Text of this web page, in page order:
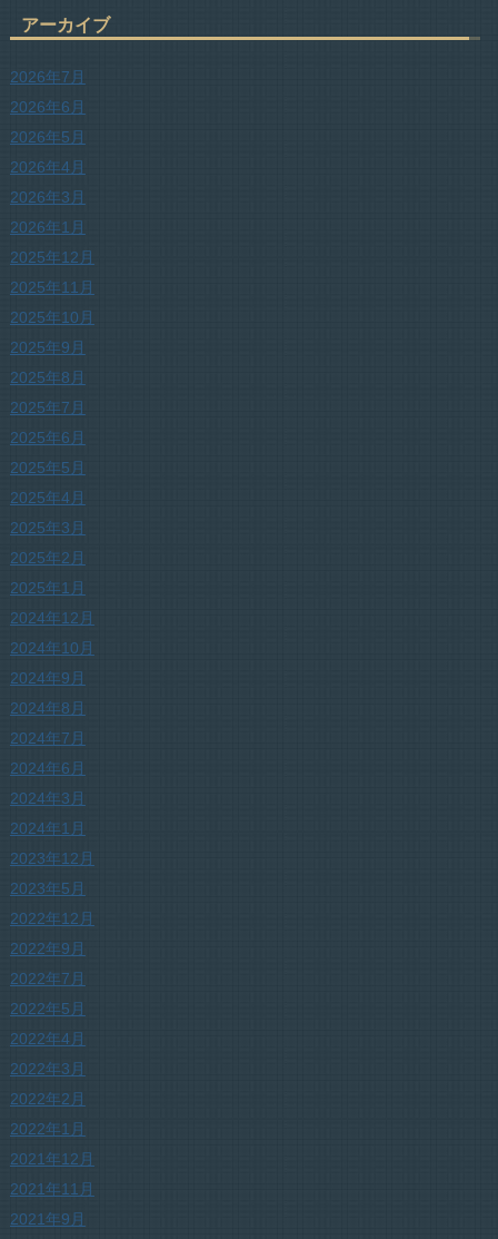
アーカイブ
2026年7月
2026年6月
2026年5月
2026年4月
2026年3月
2026年1月
2025年12月
2025年11月
2025年10月
2025年9月
2025年8月
2025年7月
2025年6月
2025年5月
2025年4月
2025年3月
2025年2月
2025年1月
2024年12月
2024年10月
2024年9月
2024年8月
2024年7月
2024年6月
2024年3月
2024年1月
2023年12月
2023年5月
2022年12月
2022年9月
2022年7月
2022年5月
2022年4月
2022年3月
2022年2月
2022年1月
2021年12月
2021年11月
2021年9月